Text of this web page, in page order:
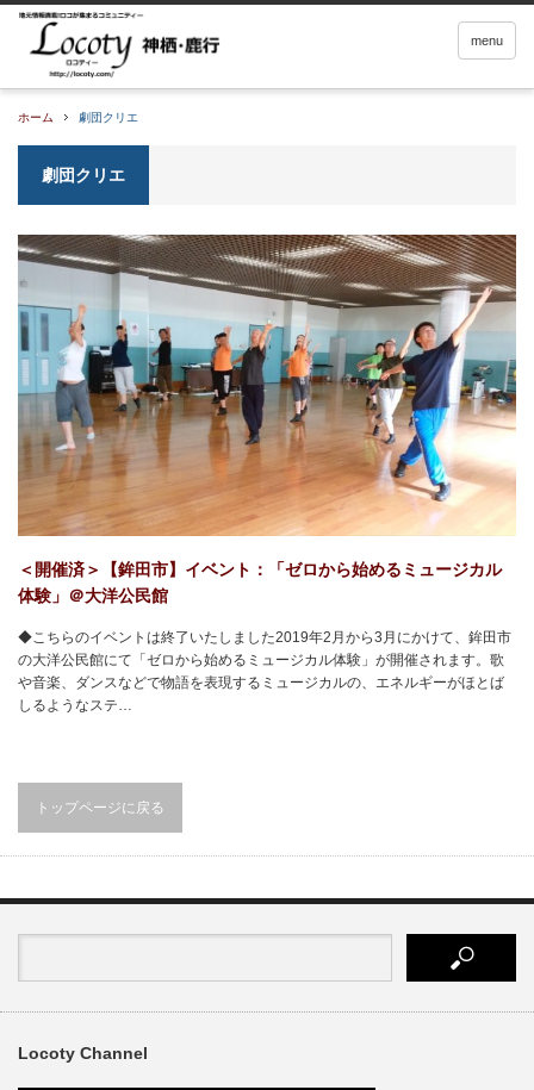
menu
ホーム 劇団クリエ
劇団クリエ
＜開催済＞【鉾田市】イベント：「ゼロから始めるミュージカル
体験」＠大洋公民館
◆こちらのイベントは終了いたしました2019年2月から3月にかけて、鉾田市
の大洋公民館にて「ゼロから始めるミュージカル体験」が開催されます。歌
や音楽、ダンスなどで物語を表現するミュージカルの、エネルギーがほとば
しるようなステ…
トップページに戻る
Locoty Channel